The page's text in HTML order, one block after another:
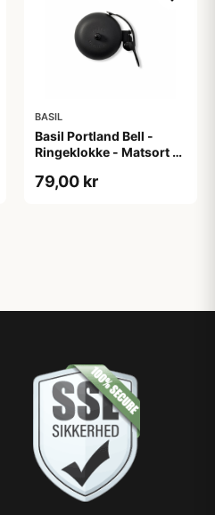
BASIL
Basil Portland Bell -
Ringeklokke - Matsort -
79,00 kr